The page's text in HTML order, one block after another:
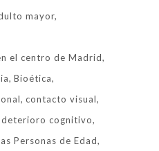
mayor
el centro de Madrid
Bioética
contacto visual
deterioro cognitivo
Personas de Edad